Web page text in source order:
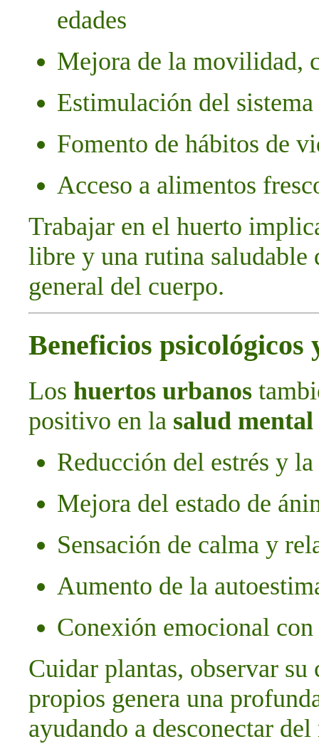
edades
Mejora de la movilidad,
Estimulación del
Fomento de hábitos de
Acceso a alimentos
Trabajar en el huerto
libre y una rutina saludable
general del cuerpo.
Beneficios psicológicos
Los huertos urbanos
positivo en la salud
Reducción del estrés y la
Mejora del estado de
Sensación de calma y
Aumento de la
Conexión emocional
Cuidar plantas, observar
propios genera una
ayudando a desconectar